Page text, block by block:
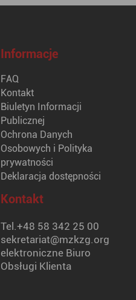
Informacje
FAQ
Kontakt
Biuletyn Informacji
Publicznej
Ochrona Danych
Osobowych i Polityka
prywatności
Deklaracja dostępności
Kontakt
Tel.+48 58 342 25 00
sekretariat@mzkzg.org
elektroniczne Biuro
Obsługi Klienta